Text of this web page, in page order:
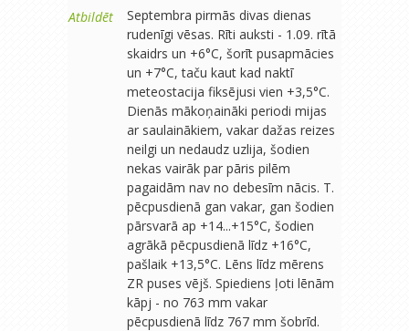
Atbildēt
Septembra pirmās divas dienas
rudenīgi vēsas. Rīti auksti - 1.09. rītā
skaidrs un +6°C, šorīt pusapmācies
un +7°C, taču kaut kad naktī
meteostacija fiksējusi vien +3,5°C.
Dienās mākoņaināki periodi mijas
ar saulainākiem, vakar dažas reizes
neilgi un nedaudz uzlija, šodien
nekas vairāk par pāris pilēm
pagaidām nav no debesīm nācis. T.
pēcpusdienā gan vakar, gan šodien
pārsvarā ap +14...+15°C, šodien
agrākā pēcpusdienā līdz +16°C,
pašlaik +13,5°C. Lēns līdz mērens
ZR puses vējš. Spiediens ļoti lēnām
kāpj - no 763 mm vakar
pēcpusdienā līdz 767 mm šobrīd.